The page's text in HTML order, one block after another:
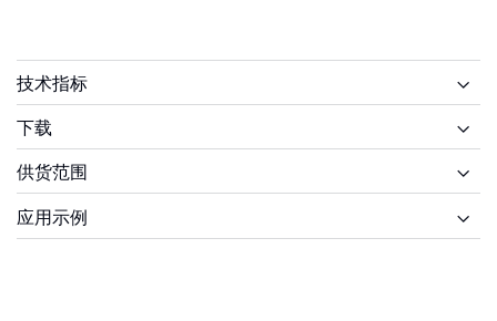
技术指标
下载
供货范围
应用示例